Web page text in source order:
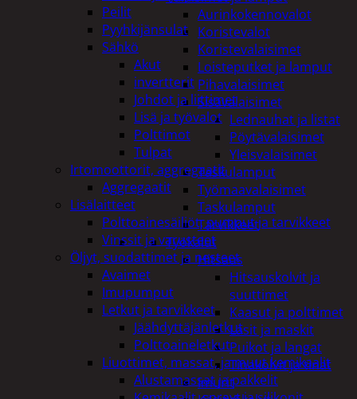
Aurinkokennovalot
Koristevalot
Koristevalaisimet
Loisteputket ja lamput
Pihavalaisimet
Sisävalaisimet
Lednauhat ja listat
Pöytävalaisimet
Yleisvalaisimet
Taskulamput
Työmaavalaisimet
Taskulamput
Tarvikkeet
Työkalut
Hitsaus
Hitsauskolvit ja
suuttimet
Kaasut ja polttimet
Lasit ja maskit
Puikot ja langat
Tinakolvit ja tinat
Imurit
Peilit
Pyyhkijänsulat
Sähkö
Akut
invertterit
Johdot ja liittimet
Lisä ja työvalot
Polttimot
Tulpat
Irtomoottorit, aggregaatit
Aggregaatit
Lisälaitteet
Polttoainesäiliöt, pumput ja tarvikkeet
Vinssit ja varusteet
Öljyt, suodattimet ja nesteet
Avaimet
Imupumput
Letkut ja tarvikkeet
Jäähdyttäjänletkut
Polttoaineletkut
Liuottimet, massat, ja muut kemikaalit
Alustamassat ja pakkelit